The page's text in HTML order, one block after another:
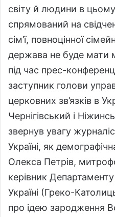
світу й людини в цьому
спрямований на
сім’ї, повноцінної
держава не буде мати
під час прес-
заступник голови
церковних зв’язків в
Чернігівський і
звернув увагу
Україні, як
Олекса Петрів,
керівник Департаменту
Україні (Греко-
про ідею зародження